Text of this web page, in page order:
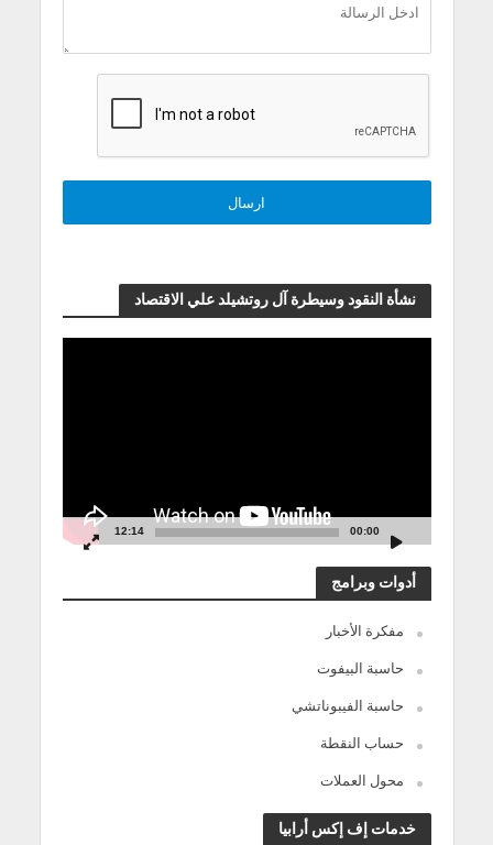
نشأة النقود وسيطرة آل روتشيلد علي الاقتصاد
00:00
12:14
أدوات وبرامج
مفكرة الأخبار
حاسبة البيفوت
حاسبة الفيبوناتشي
حساب النقطة
محول العملات
خدمات إف إكس أرابيا